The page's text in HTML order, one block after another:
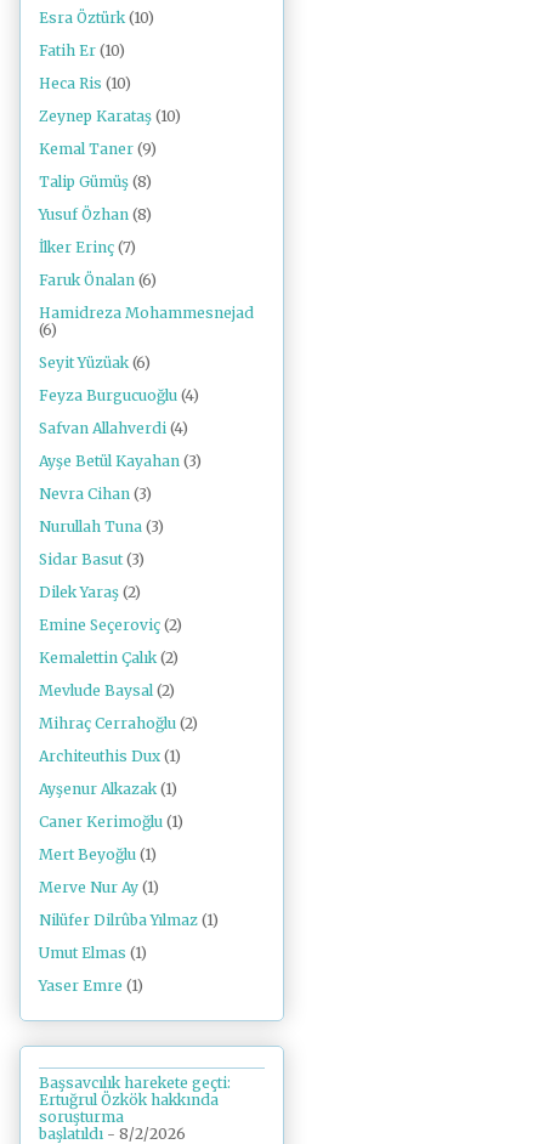
Esra Öztürk (10)
Fatih Er (10)
Heca Ris (10)
Zeynep Karataş (10)
Kemal Taner (9)
Talip Gümüş (8)
Yusuf Özhan (8)
İlker Erinç (7)
Faruk Önalan (6)
Hamidreza Mohammesnejad
(6)
Seyit Yüzüak (6)
Feyza Burgucuoğlu (4)
Safvan Allahverdi (4)
Ayşe Betül Kayahan (3)
Nevra Cihan (3)
Nurullah Tuna (3)
Sidar Basut (3)
Dilek Yaraş (2)
Emine Seçeroviç (2)
Kemalettin Çalık (2)
Mevlude Baysal (2)
Mihraç Cerrahoğlu (2)
Architeuthis Dux (1)
Ayşenur Alkazak (1)
Caner Kerimoğlu (1)
Mert Beyoğlu (1)
Merve Nur Ay (1)
Nilüfer Dilrûba Yılmaz (1)
Umut Elmas (1)
Yaser Emre (1)
Başsavcılık harekete geçti:
Ertuğrul Özkök hakkında
soruşturma
başlatıldı - 8/2/2026